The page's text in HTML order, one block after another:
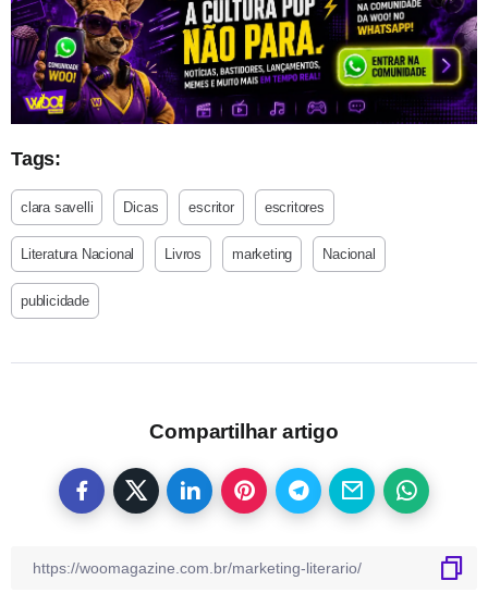
Tags:
clara savelli Dicas escritor escritores
Literatura Nacional Livros marketing Nacional
publicidade
Compartilhar artigo